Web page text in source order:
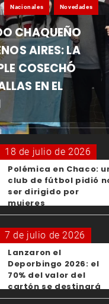
Nacionales Novedades
CHAQUEÑO
AIRES: LA
COSECHÓ
EN EL
18 de julio de 2026
Polémica en Chaco:
club de fútbol pidió
ser dirigido por
mujeres
7 de julio de 2026
Lanzaron el
Deporbingo 2026: el
70% del valor del
cartón se destinará
para los clubes